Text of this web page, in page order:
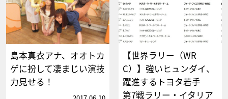
島本真衣アナ、オオトカ
ゲに扮して凄まじい演技
力見せる！
【世界ラリー（WR
C）】強いヒュンダイ、
躍進するトヨタ若手
第7戦ラリー・イタリア